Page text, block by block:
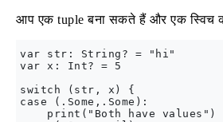
आप एक tuple बना सकते हैं और एक स्विच
var str: String? = "hi"
var x: Int? = 5
switch (str, x) {
case (.Some,.Some):
    print("Both have values")